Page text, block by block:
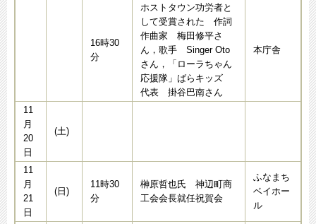
16時30
分
ホストタウン功労者と
して受賞された 作詞
作曲家 梅田修平さ
ん，歌手 Singer Oto
さん，「ローラちゃん
応援隊」ばらキッズ
代表 掛谷巴南さん
本庁舎
11
月
20
日
(土)
11
月
21
日
(日)
11時30
分
榊原哲也氏 神辺町商
工会会長就任祝賀会
ふなまち
ベイホー
ル